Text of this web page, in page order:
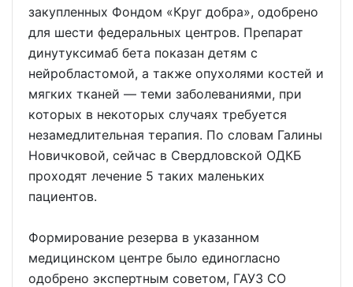
закупленных Фондом «Круг добра», одобрено
для шести федеральных центров. Препарат
динутуксимаб бета показан детям с
нейробластомой, а также опухолями костей и
мягких тканей — теми заболеваниями, при
которых в некоторых случаях требуется
незамедлительная терапия. По словам Галины
Новичковой, сейчас в Свердловской ОДКБ
проходят лечение 5 таких маленьких
пациентов.
Формирование резерва в указанном
медицинском центре было единогласно
одобрено экспертным советом, ГАУЗ СО